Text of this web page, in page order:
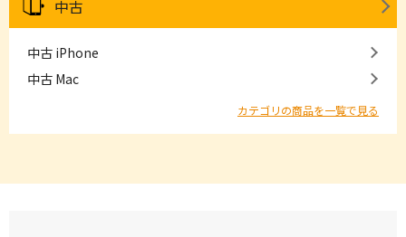
中古
中古 iPhone
中古 Mac
カテゴリの商品を一覧で見る